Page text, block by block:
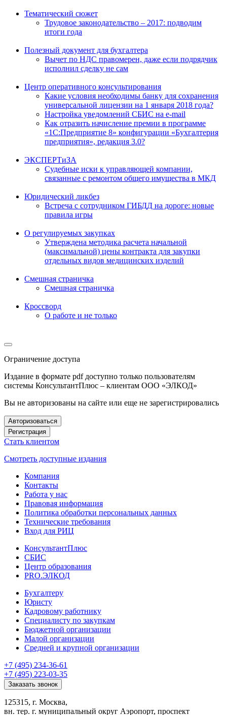
Тематический сюжет
Трудовое законодательство – 2017: подводим
итоги года
Полезный документ для бухгалтера
Вычет по НДС правомерен, даже если подрядчик
исполнил сделку не сам
Центр оперативного консультирования
Какие условия необходимы банку для сохранения
универсальной лицензии на 1 января 2018 года?
Настройка уведомлений СБИС на e-mail
Как отразить начисление премии в программе
«1С:Предприятие 8» конфигурации «Бухгалтерия
предприятия», редакция 3.0?
ЭКСПЕРТиЗА
Судебные иски к управляющей компании,
связанные с ремонтом общего имущества в МКД
Юридический ликбез
Встреча с сотрудником ГИБДД на дороге: новые
правила игры
О регулируемых закупках
Утверждена методика расчета начальной
(максимальной) цены контракта для закупки
отдельных видов медицинских изделий
Смешная страничка
Смешная страничка
Кроссворд
О работе и не только
Ограничение доступа
Издание в формате pdf доступно только пользователям
системы КонсультантПлюс – клиентам ООО «ЭЛКОД»
Вы не авторизованы на сайте или еще не зарегистрировались
Авторизоваться
Регистрация
Стать клиентом
Смотреть доступные издания
Компания
Контакты
Работа у нас
Правовая информация
Политика обработки персональных данных
Технические требования
Вход для РИЦ
КонсультантПлюс
СБИС
Центр образования
PRO.ЭЛКОД
Бухгалтеру
Юристу
Кадровому работнику
Специалисту по закупкам
Бюджетной организации
Малой организации
Средней и крупной организации
+7 (495) 234-36-61
+7 (495) 223-03-35
Заказать звонок
125315, г. Москва,
вн. тер. г. муниципальный округ Аэропорт, проспект